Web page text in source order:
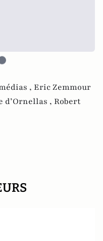
, Eric Zemmour
d’Ornellas , Robert